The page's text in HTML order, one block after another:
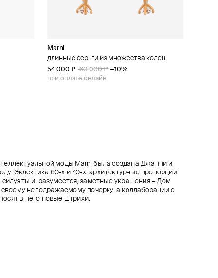
Marni
длинные серьги из множества колец
54 000 ₽ 60 000 ₽ −10%
при оплате онлайн
Marni
серьги astral
54 000 ₽
Marni
позолоченное колье-цепь с бантом
42 300 ₽ 47 000 ₽ −10%
при оплате онлайн
Anton Heunis
позолоченные серьги с кристаллами
omega
22 100 ₽
моды Marni была создана Джанни и
Эклектика 60-х и 70-х, архитектурные пропорции,
и, разумеется, заметные украшения – Дом
неподражаемому почерку, а коллаборации с
в него новые штрихи.